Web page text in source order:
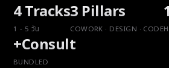
4 Tracks
1 - 5 วัน
3 Pillars
COWORK · DESIGN · CODE
+Consult
BUNDLED